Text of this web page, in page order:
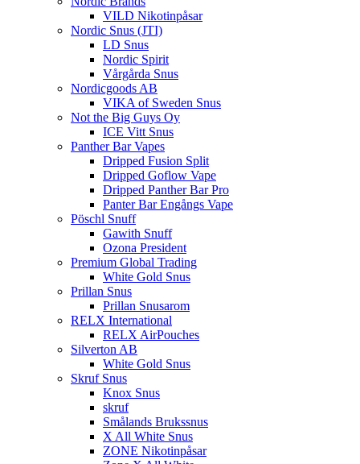
VILD Nikotinpåsar
Nordic Snus (JTI)
LD Snus
Nordic Spirit
Vårgårda Snus
Nordicgoods AB
VIKA of Sweden Snus
Not the Big Guys Oy
ICE Vitt Snus
Panther Bar Vapes
Dripped Fusion Split
Dripped Goflow Vape
Dripped Panther Bar Pro
Panter Bar Engångs Vape
Pöschl Snuff
Gawith Snuff
Ozona President
Premium Global Trading
White Gold Snus
Prillan Snus
Prillan Snusarom
RELX International
RELX AirPouches
Silverton AB
White Gold Snus
Skruf Snus
Knox Snus
skruf
Smålands Brukssnus
X All White Snus
ZONE Nikotinpåsar